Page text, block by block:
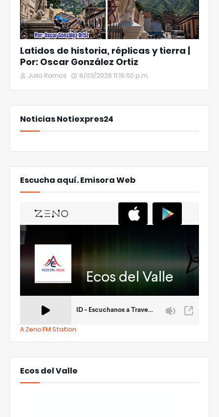
Latidos de historia, réplicas y tierra |
Por: Oscar González Ortiz
Julio Ramos 8/03/2026 11:16:00 p.m.
Noticias Notiexpres24
Escucha aquí. Emisora Web
A Zeno.FM Station
Ecos del Valle